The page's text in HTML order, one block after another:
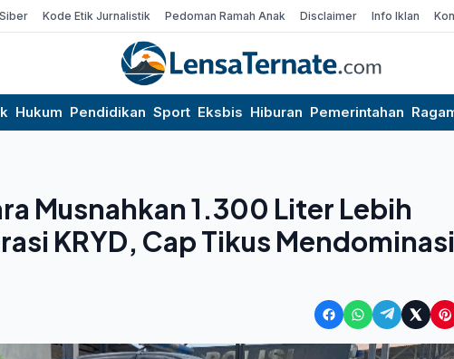
Kode Etik Jurnalistik Pedoman Ramah Anak Disclaimer Info Iklan
Hukum Pendidikan Sport Eksbis Hiburan Pemerintahan
Musnahkan 1.300 Liter Lebih
KRYD, Cap Tikus Mendominasi